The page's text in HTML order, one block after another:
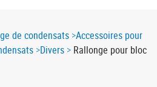
de condensats Accessoires pour
Divers
Rallonge pour bloc